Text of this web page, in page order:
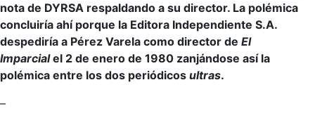
nota de DYRSA respaldando a su director. La polémica
concluiría ahí porque la Editora Independiente S.A.
despediría a Pérez Varela como director de El
Imparcialel 2 de enero de 1980 zanjándose así la
polémica entre los dos periódicos ultras.
–